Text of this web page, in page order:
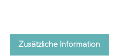
Zusätzliche Information